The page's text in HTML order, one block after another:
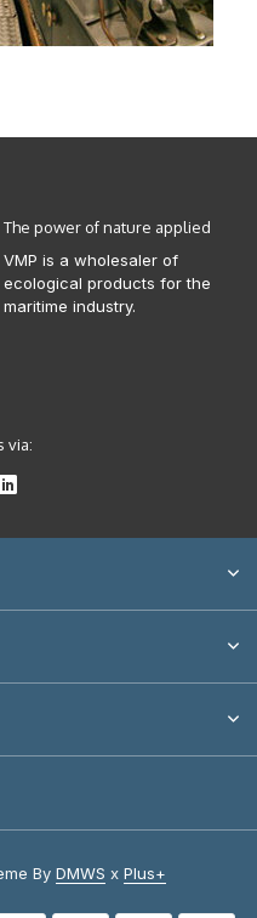
The power of nature applied
VMP is a wholesaler of
ecological products for the
maritime industry.
via:
By DMWS x Plus+